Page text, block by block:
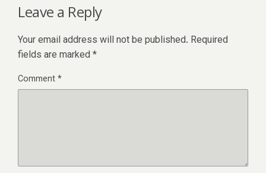
Leave a Reply
Your email address will not be published. Required
fields are marked *
Comment*